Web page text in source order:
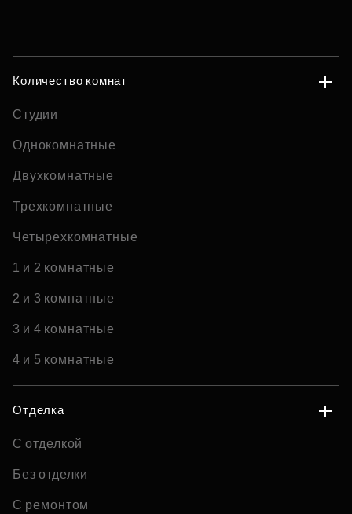
Количество комнат
Студии
Однокомнатные
Двухкомнатные
Трехкомнатные
Четырехкомнатные
1 и 2 комнатные
2 и 3 комнатные
3 и 4 комнатные
4 и 5 комнатные
Отделка
С отделкой
Без отделки
С ремонтом